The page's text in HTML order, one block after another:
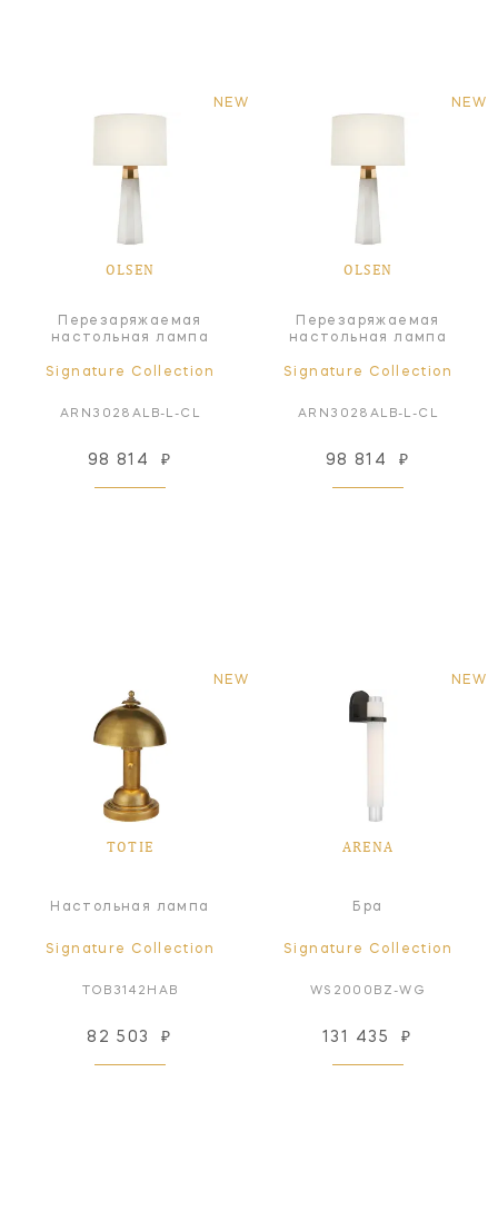
NEW
OLSEN
Перезаряжаемая
настольная лампа
Signature Collection
ARN3028ALB-L-CL
98 814 ₽
NEW
OLSEN
Перезаряжаемая
настольная лампа
Signature Collection
ARN3028ALB-L-CL
98 814 ₽
NEW
TOTIE
Настольная лампа
Signature Collection
TOB3142HAB
82 503 ₽
NEW
ARENA
Бра
Signature Collection
WS2000BZ-WG
131 435 ₽